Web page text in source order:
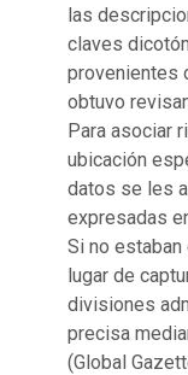
las
claves
provenientes
obtuvo
Para asociar
ubicación
datos se les
expresadas
Si no
lugar de
divisiones
precisa
(Global